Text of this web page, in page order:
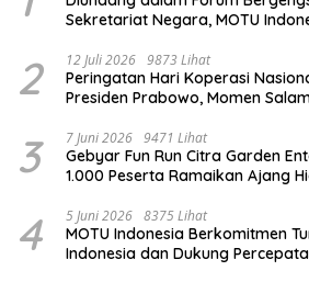
Sekretariat Negara, MOTU
2 12 Juli 2026 9873 Lihat
Peringatan Hari Koperasi
Presiden Prabowo, Momen
3 7 Juni 2026 9471 Lihat
Gebyar Fun Run Citra Garden
1.000 Peserta Ramaikan Ajang
4 5 Juni 2026 8375 Lihat
MOTU Indonesia Berkomitmen
Indonesia dan Dukung